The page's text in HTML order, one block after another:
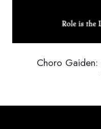
Choro Gaiden: